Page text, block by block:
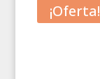
¡Oferta!